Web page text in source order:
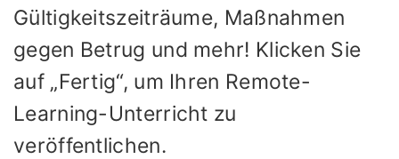
Gültigkeitszeiträume, Maßnahmen
gegen Betrug und mehr! Klicken Sie
auf „Fertig“, um Ihren Remote-
Learning-Unterricht zu
veröffentlichen.